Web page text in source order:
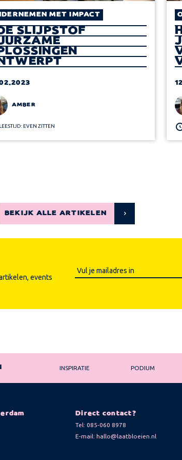
MET IMPACT
SLIJPSTOF
AMBER
LEESTIJD: EVEN ZITTEN
BEKIJK ALLE ARTIKELEN
events
INSPIRATIE PODIUM
Direct contact?
Tel:085-060 8978
E-mail:hallo@laatbloeien.nl